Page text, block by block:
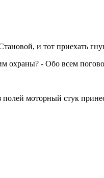
и тот приехать
охраны? - Обо всем
моторный стук